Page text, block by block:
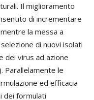
Il miglioramento
di incrementare
la messa a
di nuovi isolati
dei virus ad azione
Parallelamente le
ed efficacia
dei formulati